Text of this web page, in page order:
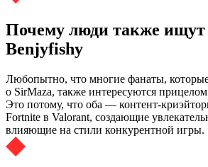
Почему люди также ищут
Benjyfishy
Любопытно, что многие фанаты,
о SirMaza, также интересуются
Это потому, что оба —
Fortnite в Valorant, создающие
влияющие на стили конкурентной игры.